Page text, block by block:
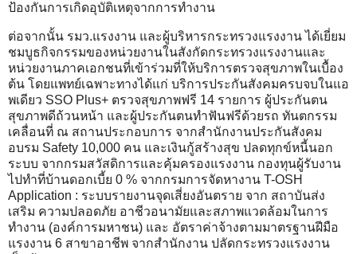
ป้องกันการเกิดอุบัติเหตุจากการทำงาน
ต่อจากนั้น รมว.แรงงาน และผู้บริหารกระทรวงแรงงาน ได้เยี่ยม
ชมบูธกิจกรรมของหน่วยงานในสังกัดกระทรวงแรงงานและ
หน่วยงานภาคเอกชนที่เข้าร่วมที่ให้บริการตรวจสุขภาพในเบื้อง
ต้น โดยแพทย์เฉพาะทางได้แก่ บริการประกันสังคมครบจบในแอ
พเดียว SSO Plus+ ตรวจสุขภาพฟรี 14 รายการ ผู้ประกันตน
สุขภาพดีถ้วนหน้า และผู้ประกันตนทำฟันฟรีด้วยรถ ทันตกรรม
เคลื่อนที่ ณ สถานประกอบการ จากสำนักงานประกันสังคม
อบรม Safety 10,000 คน และเงินกู้สร้างสุข ปลดทุกข์หนี้นอก
ระบบ จากกรมสวัสดิการและคุ้มครองแรงงาน กองทุนผู้รับงาน
ไปทำที่บ้านดอกเบี้ย 0 % จากกรมการจัดหางาน T-OSH
Application : ระบบรายงานจุดเสี่ยงอันตราย จาก สถาบันส่ง
เสริม ความปลอดภัย อาชีวอนามัยและสภาพแวดล้อมในการ
ทำงาน (องค์การมหาชน) และ อัตราค่าจ้างตามมาตรฐานฝีมือ
แรงงาน 6 สาขาอาชีพ จากสำนักงาน ปลัดกระทรวงแรงงาน